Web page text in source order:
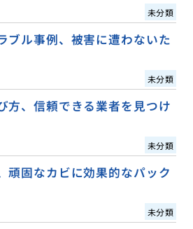
未分類
ブル事例、被害に遭わないた
未分類
方、信頼できる業者を見つけ
未分類
頑固なカビに効果的なパック
未分類